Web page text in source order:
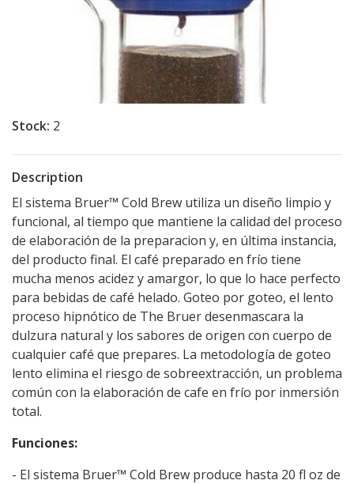
Stock: 2
Description
El sistema Bruer™ Cold Brew utiliza un diseño limpio y
funcional, al tiempo que mantiene la calidad del proceso
de elaboración de la preparacion y, en última instancia,
del producto final. El café preparado en frío tiene
mucha menos acidez y amargor, lo que lo hace perfecto
para bebidas de café helado. Goteo por goteo, el lento
proceso hipnótico de The Bruer desenmascara la
dulzura natural y los sabores de origen con cuerpo de
cualquier café que prepares. La metodología de goteo
lento elimina el riesgo de sobreextracción, un problema
común con la elaboración de cafe en frío por inmersión
total. ‎
‎Funciones:‎
‎- El sistema Bruer™ Cold Brew produce hasta 20 fl oz de